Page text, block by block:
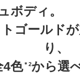
ボディ。
ゴールド
り、
4色 ＊2から選